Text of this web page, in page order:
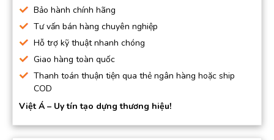
Bảo hành chính hãng
Tư vấn bán hàng chuyên nghiệp
Hỗ trợ kỹ thuật nhanh chóng
Giao hàng toàn quốc
Thanh toán thuận tiện qua thẻ ngân hàng hoặc ship
COD
Việt Á – Uy tín tạo dựng thương hiệu!